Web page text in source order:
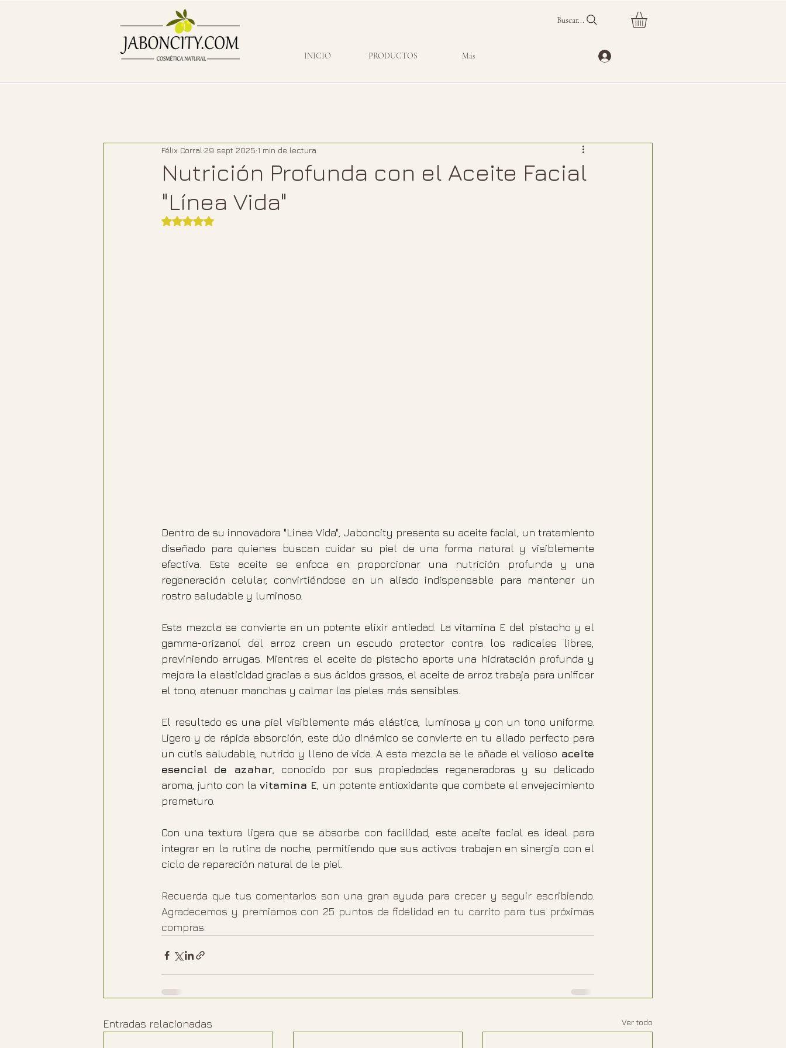
INICIO PRODUCTOS Más
Buscar...
Nutrición Profunda con el Aceite Facial
"Línea Vida"
Félix Corral 29 sept 2025 1 min de lectura
Obtuvo NaN de 5 estrellas.
Dentro de su innovadora "Línea Vida", Jaboncity presenta su aceite facial, un tratamiento
diseñado para quienes buscan cuidar su piel de una forma natural y visiblemente
efectiva. Este aceite se enfoca en proporcionar una nutrición profunda y una
regeneración celular, convirtiéndose en un aliado indispensable para mantener un
rostro saludable y luminoso.
Esta mezcla se convierte en un potente elixir antiedad. La vitamina E del pistacho y el
gamma-orizanol del arroz crean un escudo protector contra los radicales libres,
previniendo arrugas. Mientras el aceite de pistacho aporta una hidratación profunda y
mejora la elasticidad gracias a sus ácidos grasos, el aceite de arroz trabaja para unificar
el tono, atenuar manchas y calmar las pieles más sensibles.
El resultado es una piel visiblemente más elástica, luminosa y con un tono uniforme.
Ligero y de rápida absorción, este dúo dinámico se convierte en tu aliado perfecto para
un cutis saludable, nutrido y lleno de vida. A esta mezcla se le añade el valioso aceite
esencial de azahar, conocido por sus propiedades regeneradoras y su delicado
aroma, junto con la vitamina E , un potente antioxidante que combate el envejecimiento
prematuro.
Con una textura ligera que se absorbe con facilidad, este aceite facial es ideal para
integrar en la rutina de noche, permitiendo que sus activos trabajen en sinergia con el
ciclo de reparación natural de la piel.
Recuerda que tus comentarios son una gran ayuda para crecer y seguir escribiendo.
Agradecemos y premiamos con 25 puntos de fidelidad en tu carrito para tus próximas
compras.
Entradas relacionadas Ver todo